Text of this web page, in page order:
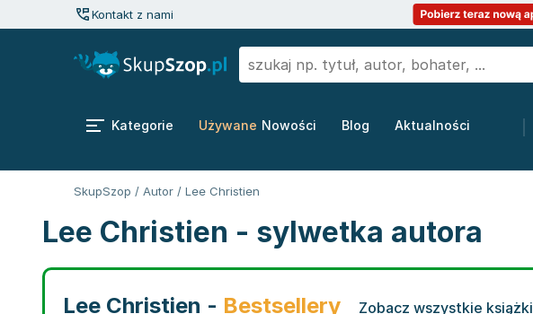
Kontakt z nami
Kategorie Używane Nowości Blog Aktualności
SkupSzop / Autor / Lee Christien
Lee Christien - sylwetka autora
Lee Christien - Bestsellery Zobacz wszystkie książki